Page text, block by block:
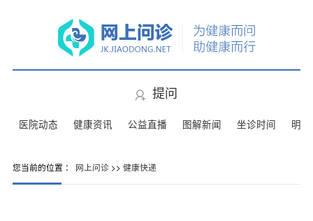
提问
医院动态 健康资讯 公益直播 图解新闻 坐诊时间 明
您当前的位置 ： 网上问诊>> 健康快递